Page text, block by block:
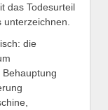
das Todesurteil
die